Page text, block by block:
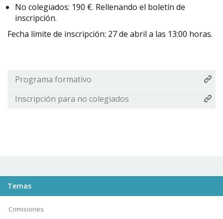
No colegiados: 190 €. Rellenando el boletín de
inscripción.
Fecha límite de inscripción: 27 de abril a las 13:00 horas.
Programa formativo
Inscripción para no colegiados
Temas
Comisiones